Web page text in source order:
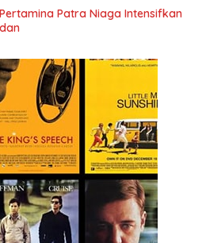
Patra Niaga Intensifkan